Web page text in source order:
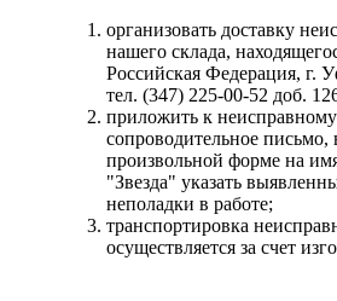
организовать доставку
нашего склада,
Российская Федерация, г.
тел. (347) 225-00-52 доб.
приложить к
сопроводительное письмо,
произвольной форме на
"Звезда" указать
неполадки в работе;
транспортировка
осуществляется за счет